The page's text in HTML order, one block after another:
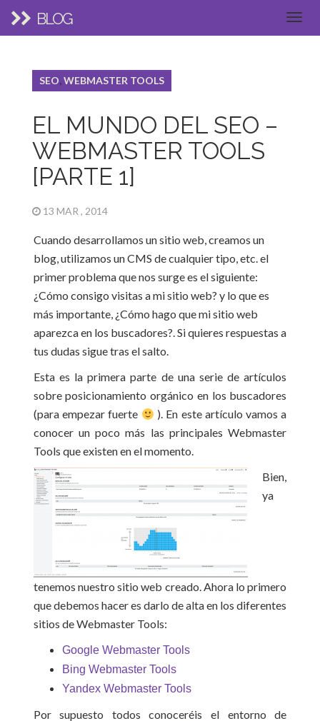
BLOG
SEO,WEBMASTER TOOLS
EL MUNDO DEL SEO –
WEBMASTER TOOLS
[PARTE 1]
13 MAR , 2014
Cuando desarrollamos un sitio web, creamos un
blog, utilizamos un CMS de cualquier tipo, etc. el
primer problema que nos surge es el siguiente:
¿Cómo consigo visitas a mi sitio web? y lo que es
más importante, ¿Cómo hago que mi sitio web
aparezca en los buscadores?. Si quieres respuestas a
tus dudas sigue tras el salto.
Esta es la primera parte de una serie de artículos
sobre posicionamiento orgánico en los buscadores
(para empezar fuerte
). En este artículo vamos a
conocer un poco más las principales Webmaster
Tools que existen en el momento.
Bien,
ya
tenemos nuestro sitio web creado. Ahora lo primero
que debemos hacer es darlo de alta en los diferentes
sitios de Webmaster Tools:
Google Webmaster Tools
Bing Webmaster Tools
Yandex Webmaster Tools
Por supuesto todos conoceréis el entorno de